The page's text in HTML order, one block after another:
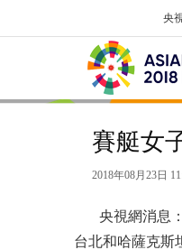
央
賽艇女
2018年08月23日
央視網消息：
台北和哈薩克斯